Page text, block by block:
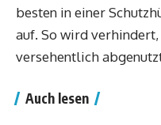
besten in einer
auf. So wird
versehentlich
Auch lesen